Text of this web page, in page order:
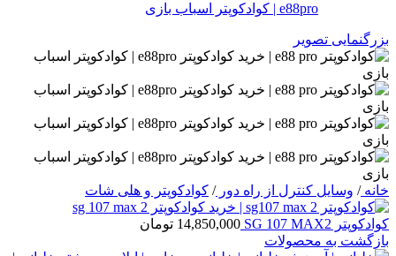
بزرگنمایی تصویر
خانه/ وسایل کنترل از راه دور/ کوادکوپتر و هلی شات
کوادکوپتر SG 107 MAX2 14,850,000 تومان
بازگشت به محصولات